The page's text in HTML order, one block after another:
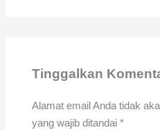
Tinggalkan
Alamat email Anda tidak
yang wajib ditandai *